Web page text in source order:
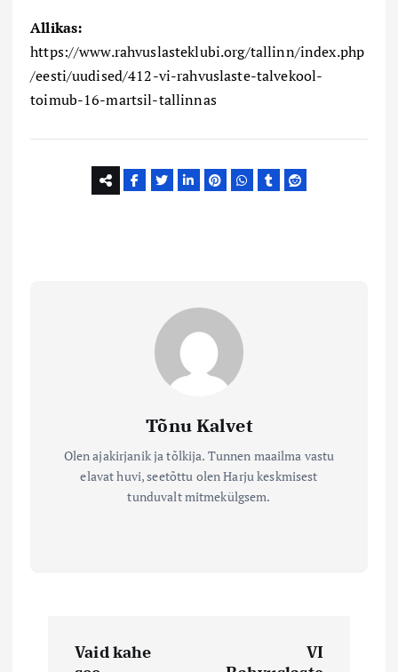
Allikas:
https://www.rahvuslasteklubi.org/tallinn/index.php
/eesti/uudised/412-vi-rahvuslaste-talvekool-
toimub-16-martsil-tallinnas
Tõnu Kalvet
Olen ajakirjanik ja tõlkija. Tunnen maailma vastu
elavat huvi, seetõttu olen Harju keskmisest
tunduvalt mitmekülgsem.
Vaid kahe
VI